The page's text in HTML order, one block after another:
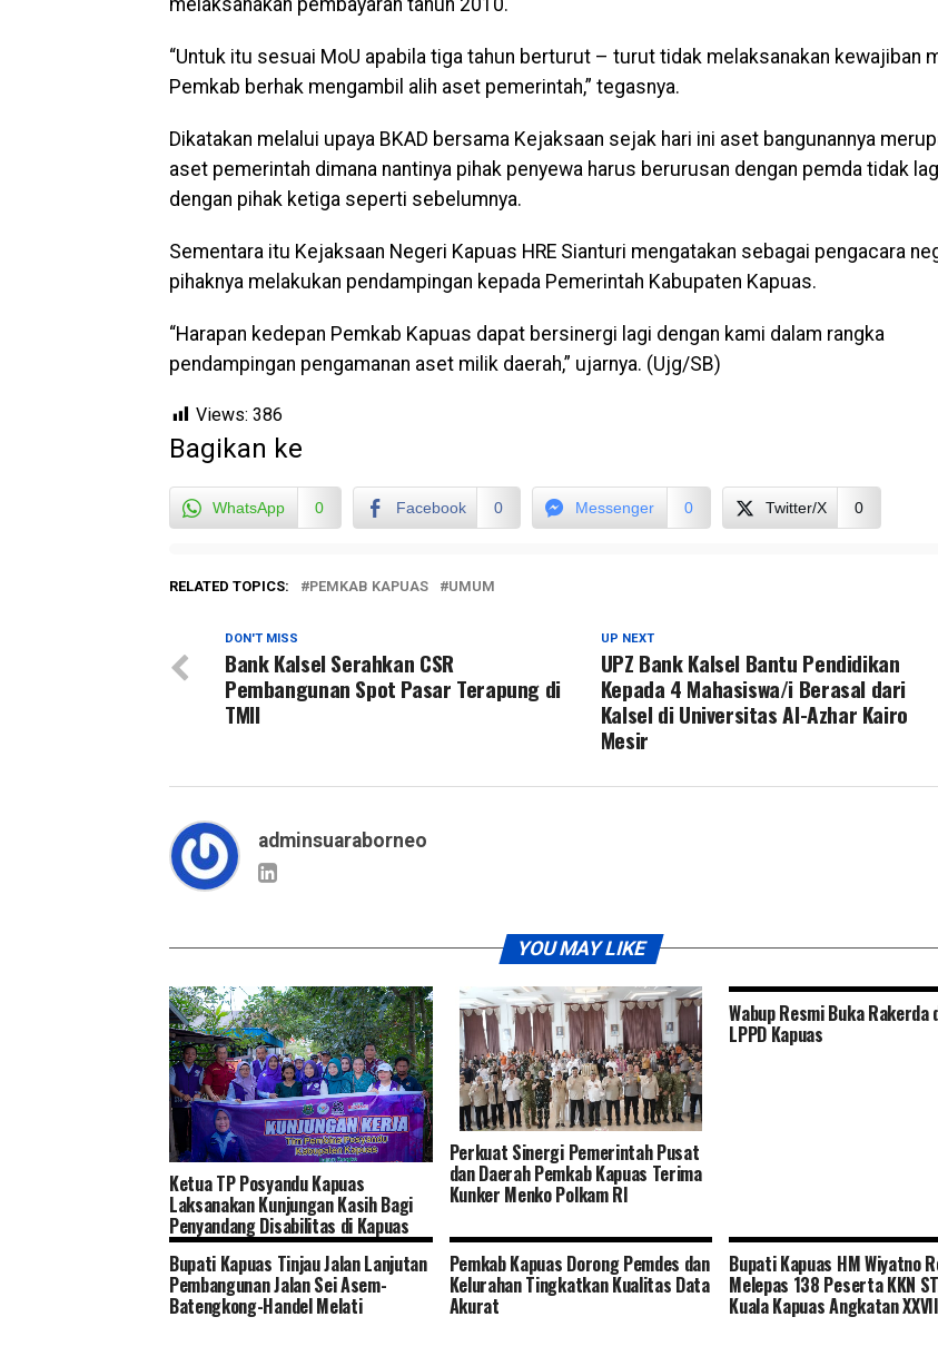
“Untuk itu sesuai MoU apabila tiga tahun berturut – turut tidak melaksanakan kewajiban
Pemkab berhak mengambil alih aset pemerintah,” tegasnya.
Dikatakan melalui upaya BKAD bersama Kejaksaan sejak hari ini aset bangunannya
aset pemerintah dimana nantinya pihak penyewa harus berurusan dengan pemda tidak
dengan pihak ketiga seperti sebelumnya.
Sementara itu Kejaksaan Negeri Kapuas HRE Sianturi mengatakan sebagai pengacara
pihaknya melakukan pendampingan kepada Pemerintah Kabupaten Kapuas.
“Harapan kedepan Pemkab Kapuas dapat bersinergi lagi dengan kami dalam rangka
pendampingan pengamanan aset milik daerah,” ujarnya. (Ujg/SB)
Views: 386
Bagikan ke
WhatsApp 0 Facebook 0 Messenger 0 Twitter/X 0
RELATED TOPICS: PEMKAB KAPUAS UMUM
UP NEXT
UPZ Bank Kalsel Bantu Pendidikan
Kepada 4 Mahasiswa/i Berasal dari
Kalsel di Universitas Al-Azhar Kairo
Mesir
DON'T MISS
Bank Kalsel Serahkan CSR
Pembangunan Spot Pasar Terapung di
TMII
adminsuaraborneo
YOU MAY LIKE
Ketua TP Posyandu Kapuas
Laksanakan Kunjungan Kasih Bagi
Penyandang Disabilitas di Kapuas
Timur
Perkuat Sinergi Pemerintah Pusat
dan Daerah Pemkab Kapuas Terima
Kunker Menko Polkam RI
Wabup Resmi Buka Rakerda
LPPD Kapuas
Bupati Kapuas Tinjau Jalan Lanjutan
Pembangunan Jalan Sei Asem-
Batengkong-Handel Melati
Pemkab Kapuas Dorong Pemdes dan
Kelurahan Tingkatkan Kualitas Data
Akurat
Bupati Kapuas HM Wiyatno
Melepas 138 Peserta KKN
Kuala Kapuas Angkatan